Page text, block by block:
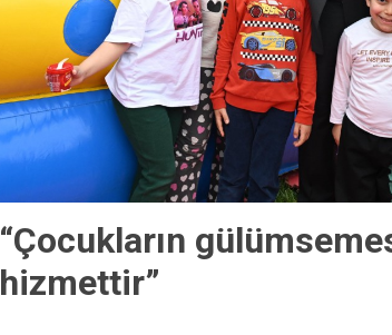
“Çocukların
hizmettir”